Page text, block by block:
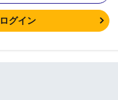
ログイン